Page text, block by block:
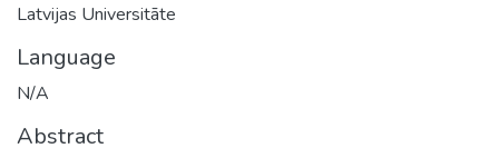
Latvijas Universitāte
Language
N/A
Abstract